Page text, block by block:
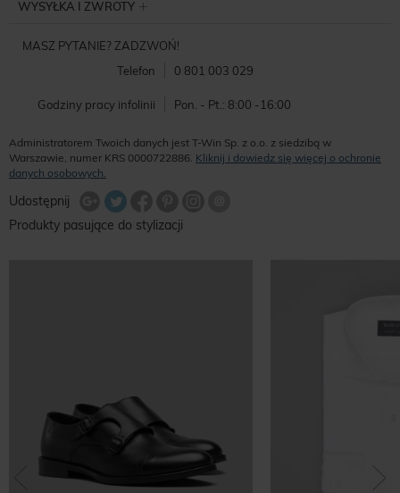
WYSYŁKA I ZWROTY
MASZ PYTANIE? ZADZWOŃ!
Telefon
0 801 003 029
Godziny pracy infolinii Pon. - Pt.: 8:00 -16:00
Administratorem Twoich danych jest T-Win Sp. z o.o. z siedzibą w
Warszawie, numer KRS 0000722886. Kliknij i dowiedz się więcej o ochronie
danych osobowych.
Udostępnij
Share FacebookUdostępnij na Google+
Udostępnij na Google+
Produkty pasujące do stylizacji